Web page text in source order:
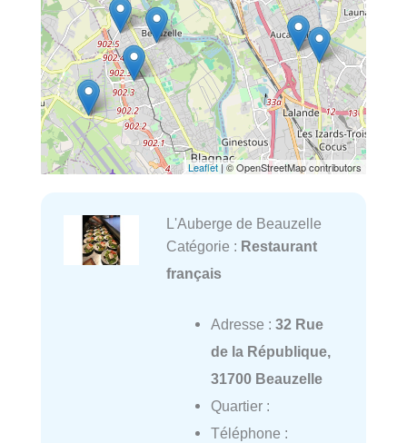
Leaflet| © OpenStreetMap contributors
L'Auberge de Beauzelle
Catégorie : Restaurant
français
Adresse : 32 Rue
de la République,
31700 Beauzelle
Quartier :
Téléphone :